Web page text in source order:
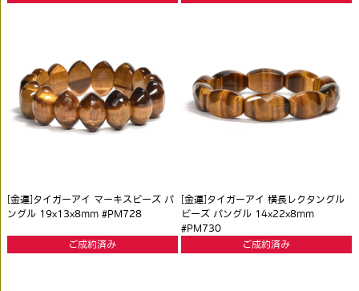
[金運]タイガーアイ マーキスビーズ バ
ングル 19x13x8mm #PM728
ご成約済み
[金運]タイガーアイ 横長レクタングル
ビーズ バングル 14x22x8mm
#PM730
ご成約済み